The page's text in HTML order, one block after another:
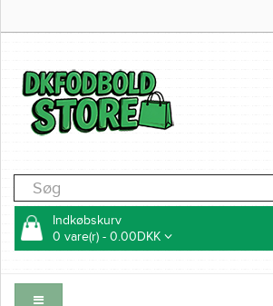
Indkøbskurv
0 vare(r) - 0.00DKK